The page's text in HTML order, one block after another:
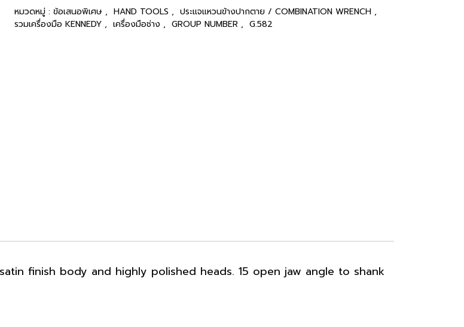
หมวดหมู่ : ข้อเสนอพิเศษ , HAND TOOLS , ประแจแหวนข้างปากตาย / COMBINATION WRENCH ,
รวมเครื่องมือ KENNEDY , เครื่องมือช่าง , GROUP NUMBER , G.582
finish body and highly polished heads. 15 open jaw angle to shank